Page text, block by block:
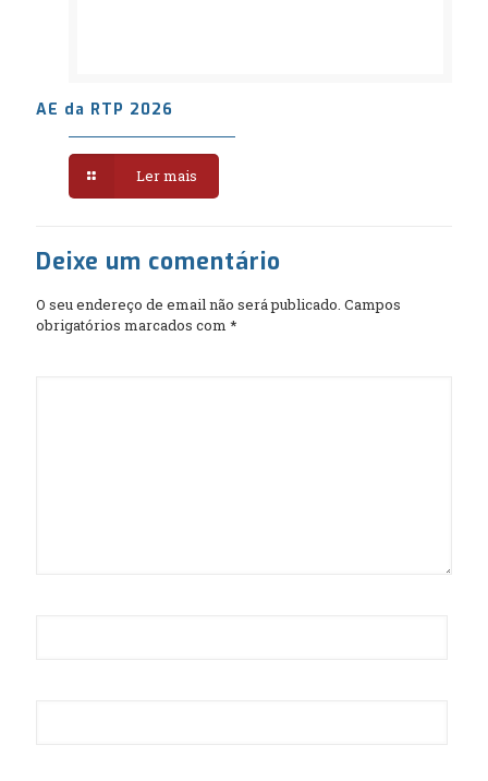
AE da RTP 2026
Ler mais
Deixe um comentário
O seu endereço de email não será publicado. Campos
obrigatórios marcados com *